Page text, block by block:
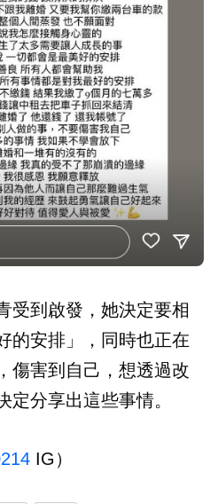
受到啟發，她決定要相
的安排」，同時也正在
傷害到自己，想透過改
定分享出這些事情。
IG）